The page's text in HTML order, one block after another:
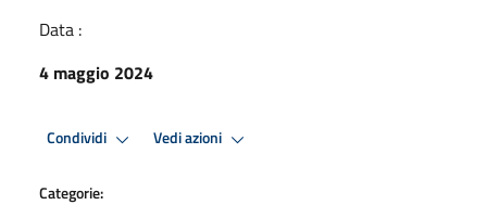
Data :
4 maggio 2024
Condividi Vedi azioni
Categorie: